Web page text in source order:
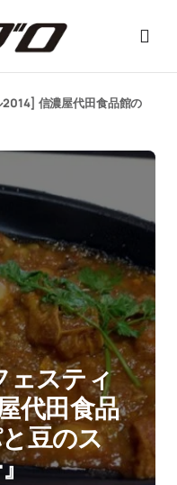
信濃屋代田食品館の
ェスティ
代田食品
豆のス